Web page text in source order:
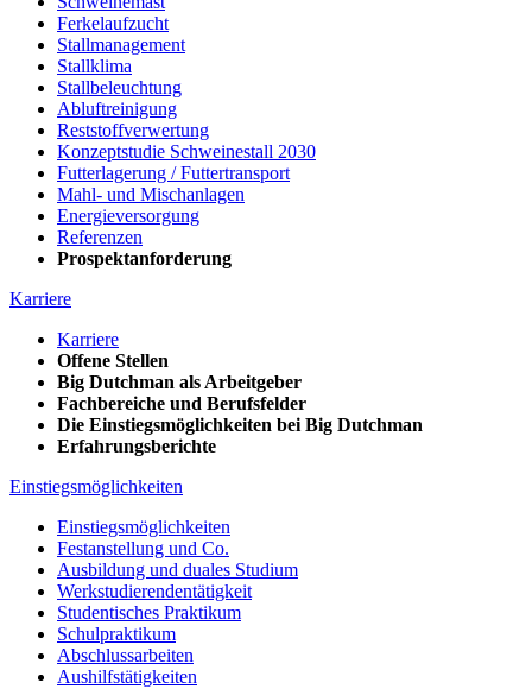
Ferkelaufzucht
Stallmanagement
Stallklima
Stallbeleuchtung
Abluftreinigung
Reststoffverwertung
Konzeptstudie Schweinestall 2030
Futterlagerung / Futtertransport
Mahl- und Mischanlagen
Energieversorgung
Referenzen
Prospektanforderung
Karriere
Karriere
Offene Stellen
Big Dutchman als Arbeitgeber
Fachbereiche und Berufsfelder
Die Einstiegsmöglichkeiten bei Big Dutchman
Erfahrungsberichte
Einstiegsmöglichkeiten
Einstiegsmöglichkeiten
Festanstellung und Co.
Ausbildung und duales Studium
Werkstudierendentätigkeit
Studentisches Praktikum
Schulpraktikum
Abschlussarbeiten
Aushilfstätigkeiten